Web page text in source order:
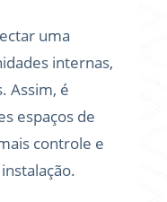
uma
internas,
Assim, é
espaços de
controle e